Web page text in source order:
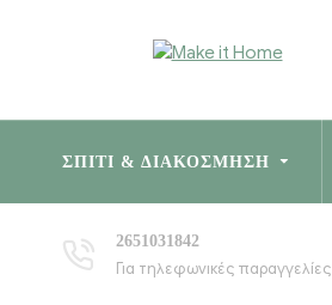
ΣΠΊΤΙ & ΔΙΑΚΌΣΜΗΣΗ
2651031842
Για τηλεφωνικές παραγγελίες